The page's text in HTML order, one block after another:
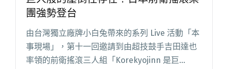
團強勢登台
由台灣獨立廠牌小白兔帶來的系列 Live 活動「本
事現場」，第十一回邀請到由超技鼓手吉田達也
率領的前衛搖滾三人組「Korekyojinn 是巨